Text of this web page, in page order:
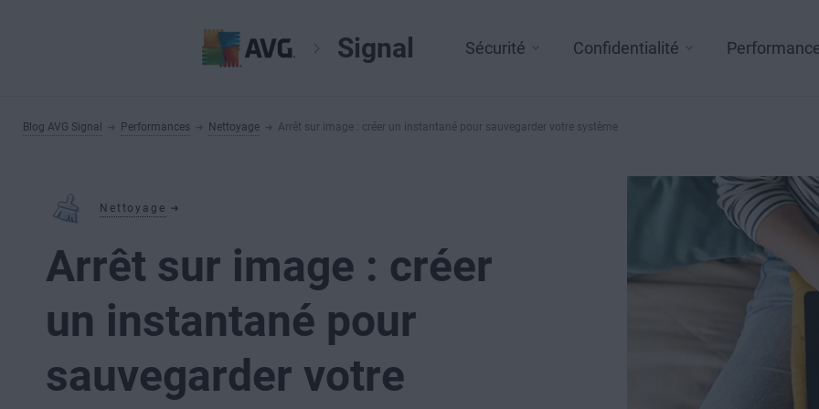
Signal Sécurité Confidentialité
Blog AVG Signal Performances Nettoyage Arrêt sur image : créer un instantané pour sauvegarder votre système
Nettoyage
Arrêt sur image : créer
un instantané pour
sauvegarder votre